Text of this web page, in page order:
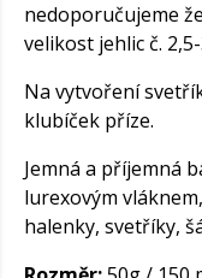
nedoporučujeme
velikost jehlic č.
Na vytvoření
klubíček příze.
Jemná a příjemná
lurexovým
halenky, svetříky,